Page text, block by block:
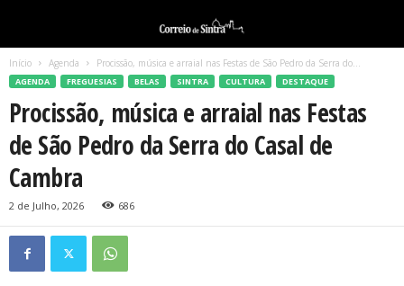
Início Agenda Procissão, música e arraial nas Festas de São Pedro da Serra do...
AGENDA FREGUESIAS BELAS SINTRA CULTURA DESTAQUE
Procissão, música e arraial nas Festas
de São Pedro da Serra do Casal de
Cambra
2 de Julho, 2026 686